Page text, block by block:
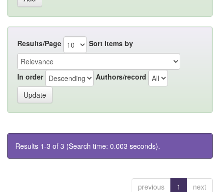
Results/Page Sort items by
In order Authors/record
Results 1-3 of 3 (Search time: 0.003 seconds).
previous 1 next